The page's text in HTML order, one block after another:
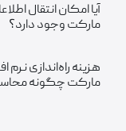
آیا امکان انتقال
مارکت وجود دارد؟
هزینه راه‌اندازی
مارکت چگونه